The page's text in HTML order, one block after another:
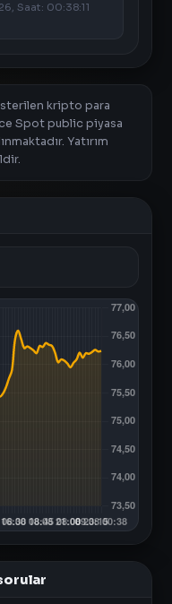
Saat: 00:38:11
kripto para
Spot public piyasa
Yatırım